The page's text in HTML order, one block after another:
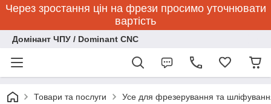
Через зростання цін на фрези просимо уточнювати
вартість
Домінант ЧПУ / Dominant CNC
Товари та послуги Усе для фрезерування та